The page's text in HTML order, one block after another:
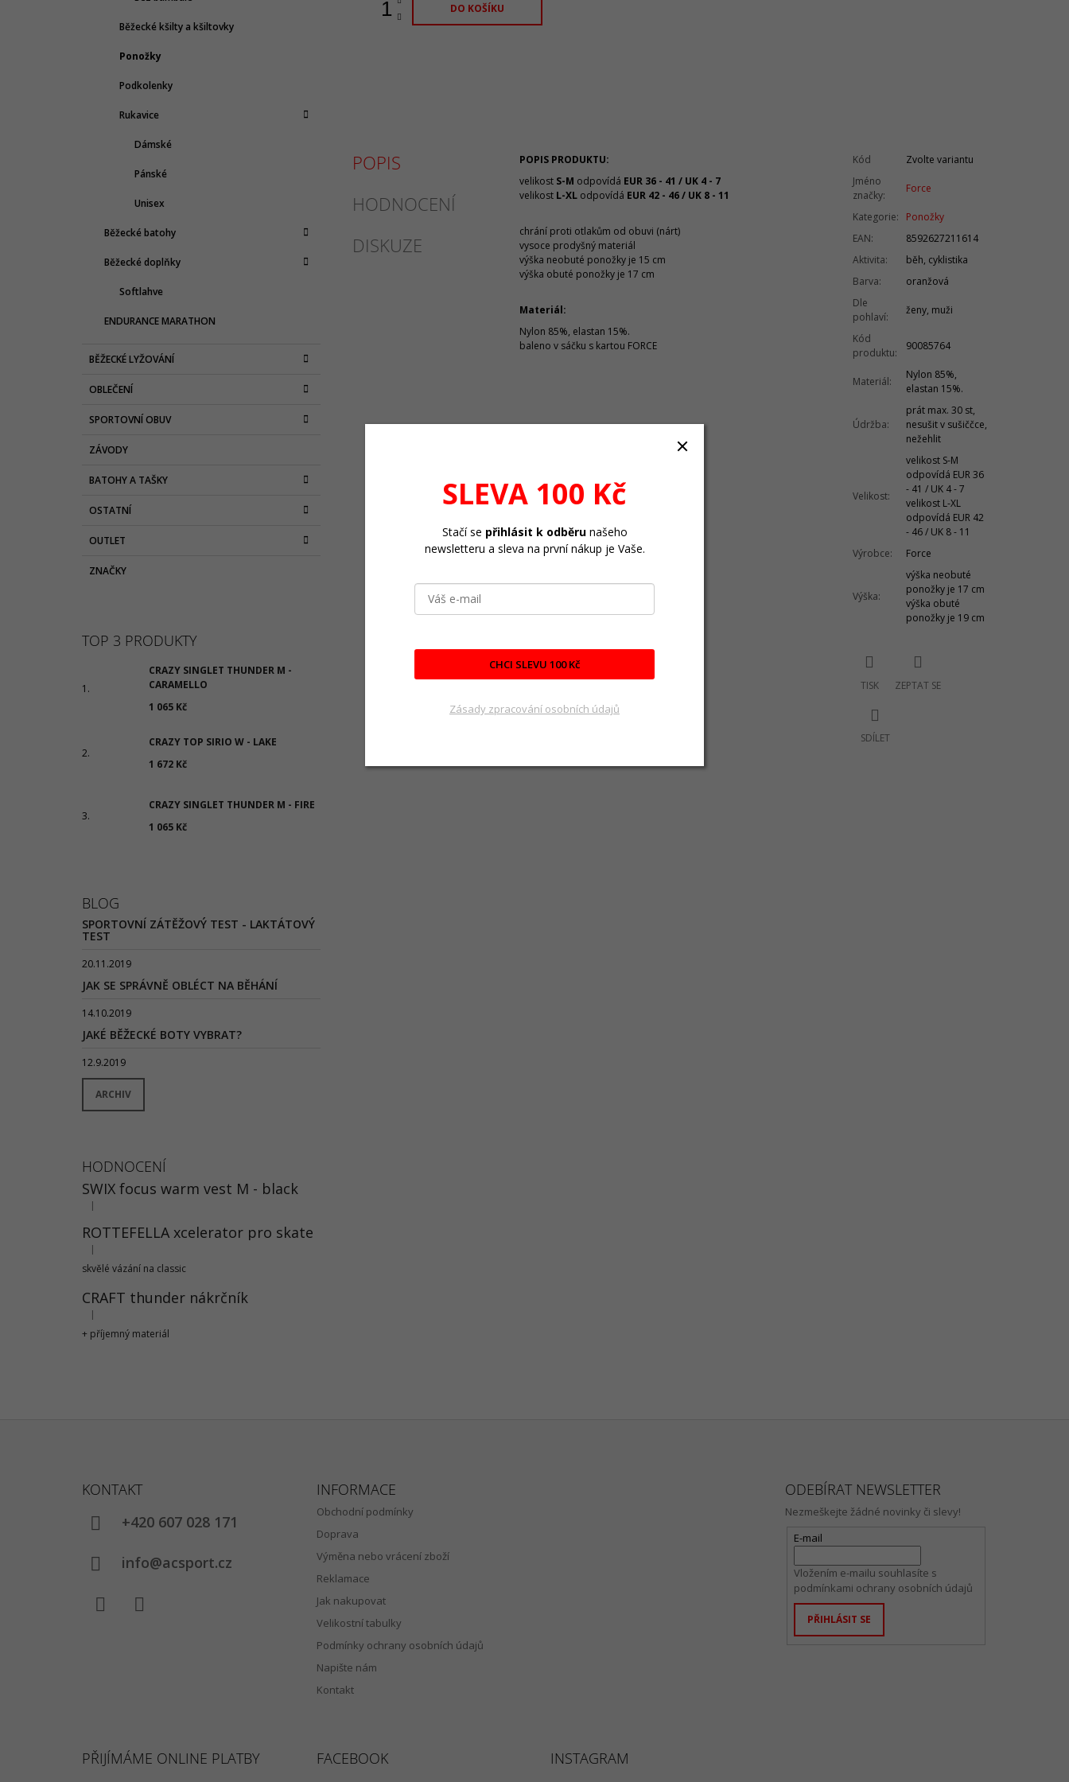
Běžecké kšilty a kšiltovky
Ponožky
Podkolenky
Rukavice
Dámské
Pánské
Unisex
Běžecké batohy
Běžecké doplňky
Softlahve
ENDURANCE MARATHON
BĚŽECKÉ LYŽOVÁNÍ
OBLEČENÍ
SPORTOVNÍ OBUV
ZÁVODY
BATOHY A TAŠKY
OSTATNÍ
OUTLET
ZNAČKY
TOP 3 PRODUKTY
CRAZY SINGLET THUNDER M -
CARAMELLO
1 065 Kč
CRAZY TOP SIRIO W - LAKE
1 672 Kč
CRAZY SINGLET THUNDER M - FIRE
1 065 Kč
BLOG
SPORTOVNÍ ZÁTĚŽOVÝ TEST - LAKTÁTOVÝ
TEST
20.11.2019
JAK SE SPRÁVNĚ OBLÉCT NA BĚHÁNÍ
14.10.2019
JAKÉ BĚŽECKÉ BOTY VYBRAT?
12.9.2019
ARCHIV
HODNOCENÍ
SWIX focus warm vest M - black
Hodnocení produktu je 5 z 5 hvězdiček.
|
ROTTEFELLA xcelerator pro skate
Hodnocení produktu je 5 z 5 hvězdiček.
|
skvělé vázání na classic
CRAFT thunder nákrčník
Hodnocení produktu je 5 z 5 hvězdiček.
|
+ příjemný materiál
DO KOŠÍKU
POPIS
HODNOCENÍ
DISKUZE
POPIS PRODUKTU:
velikost S-M odpovídá EUR 36 - 41 / UK 4 - 7
velikostL-XLodpovídá EUR 42 - 46 / UK 8 - 11
chrání proti otlakům od obuvi (nárt)
vysoce prodyšný materiál
výška neobuté ponožky je 15 cm
výška obuté ponožky je 17 cm
Materiál:
Nylon 85%, elastan 15%.
baleno v sáčku s kartou FORCE
Kód
Zvolte variantu
Jméno
značky:
Force
Kategorie:
Ponožky
EAN:
8592627211614
Aktivita:
běh, cyklistika
Barva:
oranžová
Dle
pohlaví:
ženy, muži
Kód
produktu:
90085764
Materiál:
Nylon 85%,
elastan 15%.
Údržba:
prát max. 30 st,
nesušit v sušiččce,
nežehlit
Velikost:
velikost S-M
odpovídá EUR 36
- 41 / UK 4 - 7
velikost L-XL
odpovídá EUR 42
- 46 / UK 8 - 11
Výrobce: Force
Výška:
výška neobuté
ponožky je 17 cm
výška obuté
ponožky je 19 cm
TISK ZEPTAT SE
SDÍLET
KONTAKT
+420 607 028 171
info@acsport.cz
INFORMACE
Obchodní podmínky
Doprava
Výměna nebo vrácení zboží
Reklamace
Jak nakupovat
Velikostní tabulky
Podmínky ochrany osobních údajů
Napište nám
Kontakt
ODEBÍRAT NEWSLETTER
Nezmeškejte žádné novinky či slevy!
E-mail
Vložením e-mailu souhlasíte s
podmínkami ochrany osobních údajů
PŘIHLÁSIT SE
PŘIJÍMÁME ONLINE PLATBY FACEBOOK INSTAGRAM
SLEVA 100 Kč
Stačí se přihlásit k odběrunašeho
newsletteru a sleva na první nákup je Vaše.
CHCI SLEVU 100 Kč
Zásady zpracování osobních údajů